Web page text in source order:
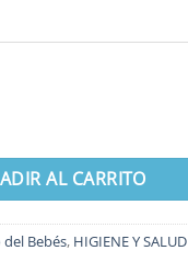
AL CARRITO
del Bebés, HIGIENE Y SALUD